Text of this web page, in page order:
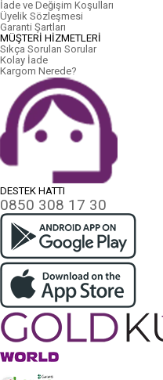
İade ve Değişim Koşulları
Üyelik Sözleşmesi
Garanti Şartları
MÜŞTERİ HİZMETLERİ
Sıkça Sorulan Sorular
Kolay İade
Kargom Nerede?
DESTEK HATTI
0850 308 17 30